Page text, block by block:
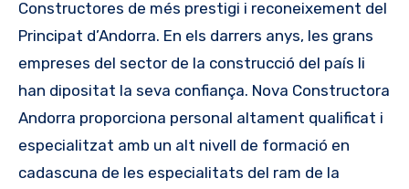
Constructores de més prestigi i reconeixement del
Principat d’Andorra. En els darrers anys, les grans
empreses del sector de la construcció del país li
han dipositat la seva confiança. Nova Constructora
Andorra proporciona personal altament qualificat i
especialitzat amb un alt nivell de formació en
cadascuna de les especialitats del ram de la